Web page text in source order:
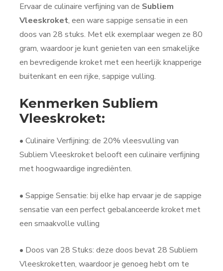
Ervaar de culinaire verfijning van de Subliem
Vleeskroket, een ware sappige sensatie in een
doos van 28 stuks. Met elk exemplaar wegen ze 80
gram, waardoor je kunt genieten van een smakelijke
en bevredigende kroket met een heerlijk knapperige
buitenkant en een rijke, sappige vulling.
Kenmerken Subliem
Vleeskroket:
• Culinaire Verfijning: de 20% vleesvulling van
Subliem Vleeskroket belooft een culinaire verfijning
met hoogwaardige ingrediënten.
• Sappige Sensatie: bij elke hap ervaar je de sappige
sensatie van een perfect gebalanceerde kroket met
een smaakvolle vulling
• Doos van 28 Stuks: deze doos bevat 28 Subliem
Vleeskroketten, waardoor je genoeg hebt om te